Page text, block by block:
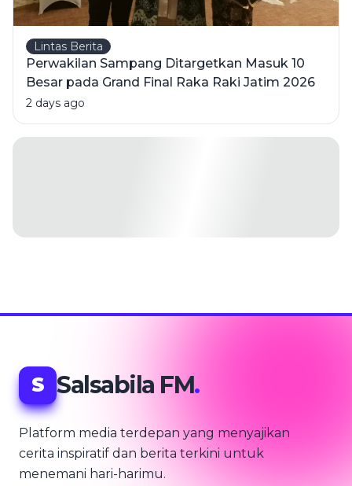
Lintas Berita
Perwakilan Sampang Ditargetkan Masuk 10
Besar pada Grand Final Raka Raki Jatim 2026
2 days ago
S Salsabila FM.
Platform media terdepan yang menyajikan
cerita inspiratif dan berita terkini untuk
menemani hari-harimu.